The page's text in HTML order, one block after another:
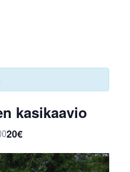
kasikaavio
20€